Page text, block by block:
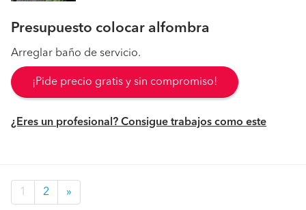
Presupuesto colocar alfombra
Arreglar baño de servicio.
¡Pide precio gratis y sin compromiso!
¿Eres un profesional? Consigue trabajos como este
1 2 »